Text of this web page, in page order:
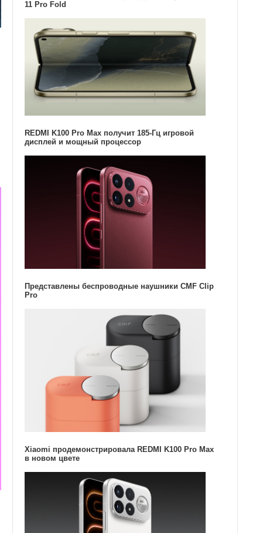
11 Pro Fold
REDMI K100 Pro Max получит 185-Гц игровой
дисплей и мощный процессор
Представлены беспроводные наушники CMF Clip
Pro
Xiaomi продемонстрировала REDMI K100 Pro Max
в новом цвете